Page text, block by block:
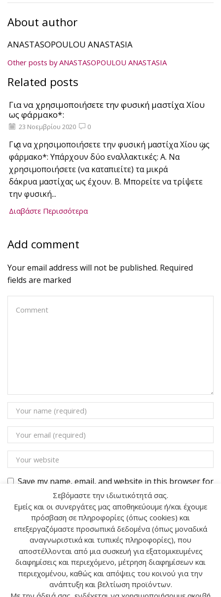
About author
ANASTASOPOULOU ANASTASIA
Other posts by ANASTASOPOULOU ANASTASIA
Related posts
Για να χρησιμοποιήσετε την φυσική μαστίχα Χίου
ως φάρμακο*:
23 Νοεμβρίου 2020 0
Για να χρησιμοποιήσετε την φυσική μαστίχα Χίου ως
φάρμακο*: Υπάρχουν δύο εναλλακτικές: Α. Να
χρησιμοποιήσετε (να καταπιείτε) τα μικρά
δάκρυα μαστίχας ως έχουν. B. Μπορείτε να τρίψετε
την φυσική...
Διαβάστε Περισσότερα
Add comment
Your email address will not be published. Required
fields are marked
Save my name, email, and website in this browser for
the next time I comment.
Αναζήτηση
Σεβόμαστε την ιδιωτικότητά σας.
Εμείς και οι συνεργάτες μας αποθηκεύουμε ή/και έχουμε
πρόσβαση σε πληροφορίες (όπως cookies) και
επεξεργαζόμαστε προσωπικά δεδομένα (όπως μοναδικά
αναγνωριστικά και τυπικές πληροφορίες), που
αποστέλλονται από μια συσκευή για εξατομικευμένες
διαφημίσεις και περιεχόμενο, μέτρηση διαφημίσεων και
περιεχομένου, καθώς και απόψεις του κοινού για την
ανάπτυξη και βελτίωση προϊόντων.